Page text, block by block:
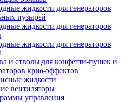
жидкости для генераторов
пузырей
жидкости для генераторов
жидкости для генераторов
и стволы для конфетти-пушек и
крио-эффектов
жидкости
вентиляторы
управления